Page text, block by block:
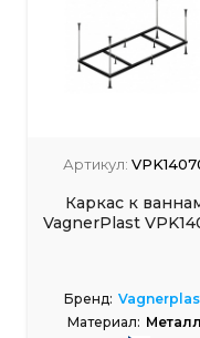
Артикул:
Каркас к
VagnerPlast
Бренд:
Материал: Металл